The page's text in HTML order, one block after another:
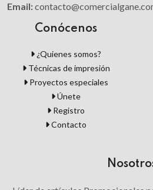
Email:
Conócenos
¿Quienes somos?
Técnicas de impresión
Proyectos especiales
Únete
Registro
Contacto